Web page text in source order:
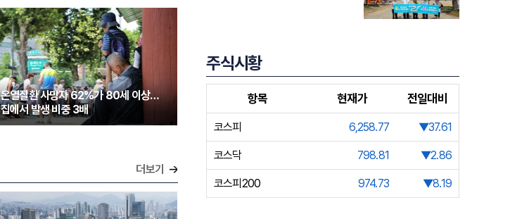
온열질환 사망자 62%가 80세 이상…
집에서 발생 비중 3배
더보기
주식시황
항목 현재가 전일대비
코스피 6,258.77 ▼37.61
코스닥 798.81 ▼2.86
코스피200 974.73 ▼8.19